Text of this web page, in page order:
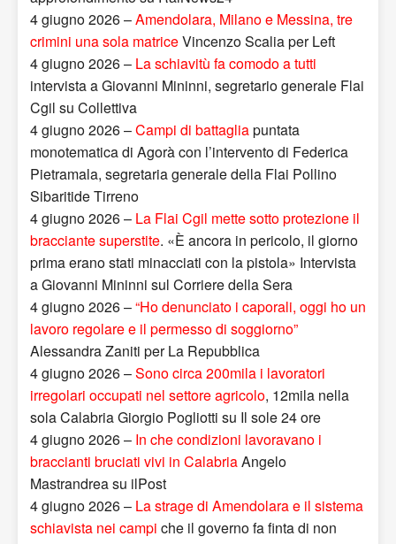
4 giugno 2026 –Amendolara, Milano e Messina, tre
crimini una sola matriceVincenzo Scalia per Left
4 giugno 2026 – La schiavitù fa comodo a tutti
intervista a Giovanni Mininni, segretario generale Flai
Cgil su Collettiva
4 giugno 2026 –Campi di battagliapuntata
monotematica di Agorà con l’intervento di Federica
Pietramala, segretaria generale della Flai Pollino
Sibaritide Tirreno
4 giugno 2026 – La Flai Cgil mette sotto protezione il
bracciante superstite. «È ancora in pericolo, il giorno
prima erano stati minacciati con la pistola» Intervista
a Giovanni Mininni sul Corriere della Sera
4 giugno 2026 –“Ho denunciato i caporali, oggi ho un
lavoro regolare e il permesso di soggiorno”
Alessandra Zaniti per La Repubblica
4 giugno 2026 –Sono circa 200mila i lavoratori
irregolari occupati nel settore agricolo, 12mila nella
sola Calabria Giorgio Pogliotti su Il sole 24 ore
4 giugno 2026 – In che condizioni lavoravano i
braccianti bruciati vivi in CalabriaAngelo
Mastrandrea su ilPost
4 giugno 2026 – La strage di Amendolara e il sistema
schiavista nei campi che il governo fa finta di non